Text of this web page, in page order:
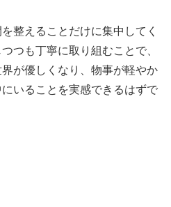
整えることだけに集中してく
つも丁寧に取り組むことで、
が優しくなり、物事が軽やか
いることを実感できるはずで